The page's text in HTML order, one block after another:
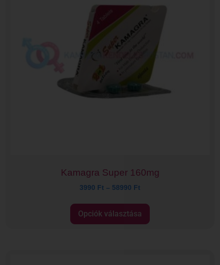
Kamagra Super 160mg
3990 Ft – 58990 Ft
Opciók választása